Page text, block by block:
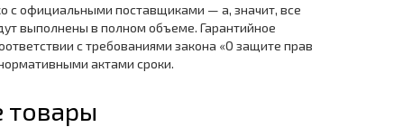
с официальными поставщиками — а, значит, все
выполнены в полном объеме. Гарантийное
с требованиями закона «О защите прав
актами сроки.
товары